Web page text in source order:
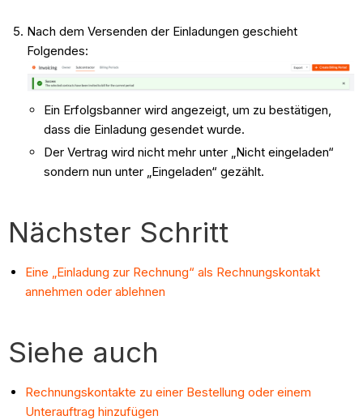
Nach dem Versenden der Einladungen geschieht
Folgendes:
Ein Erfolgsbanner wird angezeigt, um zu bestätigen,
dass die Einladung gesendet wurde.
Der Vertrag wird nicht mehr unter „Nicht eingeladen“
sondern nun unter „Eingeladen“ gezählt.
Nächster Schritt
Eine „Einladung zur Rechnung“ als Rechnungskontakt
annehmen oder ablehnen
Siehe auch
Rechnungskontakte zu einer Bestellung oder einem
Unterauftrag hinzufügen